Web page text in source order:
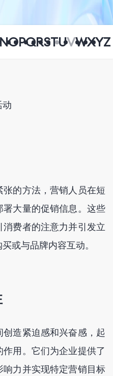
OPQRSTUVWXYZ
动
的方法，营销人员在短
大量的促销信息。这些
费者的注意力并引发立
或与品牌内容互动。
造紧迫感和兴奋感，起
用。它们为企业提供了
力并实现特定营销目标